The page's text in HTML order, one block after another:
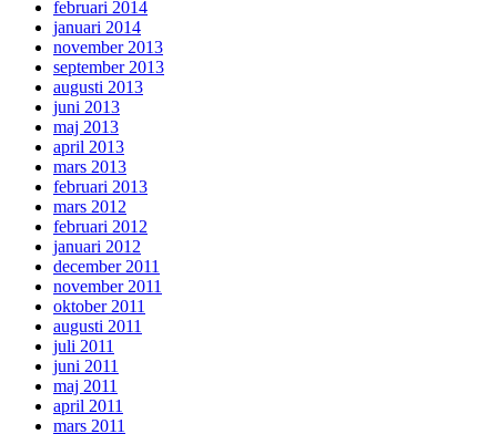
februari 2014
januari 2014
november 2013
september 2013
augusti 2013
juni 2013
maj 2013
april 2013
mars 2013
februari 2013
mars 2012
februari 2012
januari 2012
december 2011
november 2011
oktober 2011
augusti 2011
juli 2011
juni 2011
maj 2011
april 2011
mars 2011